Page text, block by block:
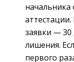
заявки — 30
лишения.
первого